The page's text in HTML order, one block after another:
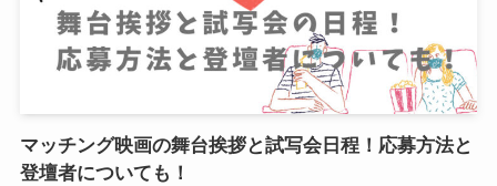
マッチング映画の舞台挨拶と試写会日程！応募方法と
登壇者についても！